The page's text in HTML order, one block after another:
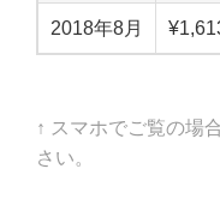
2018年8月
↑ スマホでご覧の場
さい。